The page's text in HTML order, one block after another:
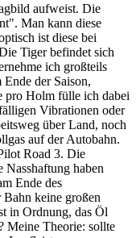
aufweist. Die
Man kann diese
ist diese bei
Tiger befindet sich
ich großteils
der Saison,
pro Holm fülle ich dabei
Vibrationen oder
über Land, noch
auf der Autobahn.
Road 3. Die
haben
Ende des
Bahn keine großen
in Ordnung, das Öl
Meine Theorie: sollte